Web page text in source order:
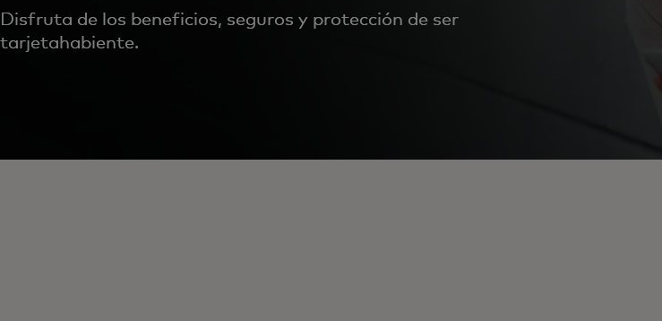
Disfruta de los beneficios, seguros y protección de ser
tarjetahabiente.